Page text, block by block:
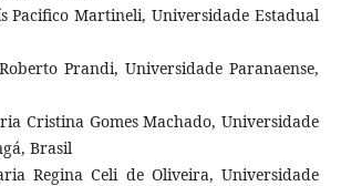
Pacifico Martineli, Universidade Estadual
Prandi, Universidade Paranaense,
Cristina Gomes Machado, Universidade
Brasil
Regina Celi de Oliveira, Universidade